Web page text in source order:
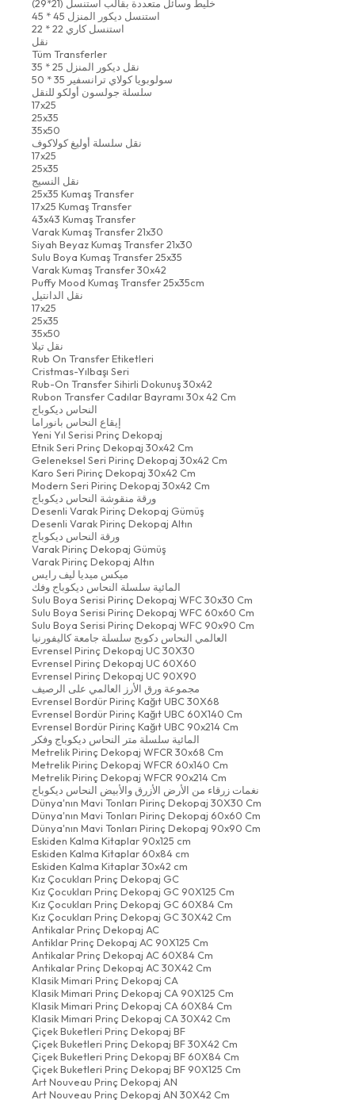
خليط وسائل متعددة بقالب استنسل (21*29)
استنسل ديكور المنزل 45 * 45
استنسل كاري 22 * 22
نقل
Tüm Transferler
نقل ديكور المنزل 25 * 35
سولوبويا كولاي ترانسفير 35 * 50
سلسلة جولسون أولكو للنقل
17x25
25x35
35x50
نقل سلسلة أوليغ كولاكوف
17x25
25x35
نقل النسيج
25x35 Kumaş Transfer
17x25 Kumaş Transfer
43x43 Kumaş Transfer
Varak Kumaş Transfer 21x30
Siyah Beyaz Kumaş Transfer 21x30
Sulu Boya Kumaş Transfer 25x35
Varak Kumaş Transfer 30x42
Puffy Mood Kumaş Transfer 25x35cm
نقل الدانتيل
17x25
25x35
35x50
نقل تيلا
Rub On Transfer Etiketleri
Cristmas-Yılbaşı Seri
Rub-On Transfer Sihirli Dokunuş 30x42
Rubon Transfer Cadılar Bayramı 30x 42 Cm
النحاس ديكوباج
إيقاع النحاس بانوراما
Yeni Yıl Serisi Prinç Dekopaj
Etnik Seri Prinç Dekopaj 30x42 Cm
Geleneksel Seri Pirinç Dekopaj 30x42 Cm
Karo Seri Pirinç Dekopaj 30x42 Cm
Modern Seri Pirinç Dekopaj 30x42 Cm
ورقة منقوشة النحاس ديكوباج
Desenli Varak Pirinç Dekopaj Gümüş
Desenli Varak Pirinç Dekopaj Altın
ورقة النحاس ديكوباج
Varak Pirinç Dekopaj Gümüş
Varak Pirinç Dekopaj Altın
ميكس ميديا ليف رايس
المائية سلسلة النحاس ديكوباج وفك
Sulu Boya Serisi Pirinç Dekopaj WFC 30x30 Cm
Sulu Boya Serisi Pirinç Dekopaj WFC 60x60 Cm
Sulu Boya Serisi Pirinç Dekopaj WFC 90x90 Cm
العالمي النحاس دكوبج سلسلة جامعة كاليفورنيا
Evrensel Pirinç Dekopaj UC 30X30
Evrensel Pirinç Dekopaj UC 60X60
Evrensel Pirinç Dekopaj UC 90X90
مجموعة ورق الأرز العالمي على الرصيف
Evrensel Bordür Pirinç Kağıt UBC 30X68
Evrensel Bordür Pirinç Kağıt UBC 60X140 Cm
Evrensel Bordür Pirinç Kağıt UBC 90x214 Cm
المائية سلسلة متر النحاس ديكوباج وفكر
Metrelik Pirinç Dekopaj WFCR 30x68 Cm
Metrelik Pirinç Dekopaj WFCR 60x140 Cm
Metrelik Pirinç Dekopaj WFCR 90x214 Cm
نغمات زرقاء من الأرض الأزرق والأبيض النحاس ديكوباج
Dünya'nın Mavi Tonları Pirinç Dekopaj 30X30 Cm
Dünya'nın Mavi Tonları Pirinç Dekopaj 60x60 Cm
Dünya'nın Mavi Tonları Pirinç Dekopaj 90x90 Cm
Eskiden Kalma Kitaplar 90x125 cm
Eskiden Kalma Kitaplar 60x84 cm
Eskiden Kalma Kitaplar 30x42 cm
Kız Çocukları Prinç Dekopaj GC
Kız Çocukları Prinç Dekopaj GC 90X125 Cm
Kız Çocukları Prinç Dekopaj GC 60X84 Cm
Kız Çocukları Prinç Dekopaj GC 30X42 Cm
Antikalar Prinç Dekopaj AC
Antiklar Prinç Dekopaj AC 90X125 Cm
Antikalar Prinç Dekopaj AC 60X84 Cm
Antikalar Prinç Dekopaj AC 30X42 Cm
Klasik Mimari Prinç Dekopaj CA
Klasik Mimari Prinç Dekopaj CA 90X125 Cm
Klasik Mimari Prinç Dekopaj CA 60X84 Cm
Klasik Mimari Prinç Dekopaj CA 30X42 Cm
Çiçek Buketleri Prinç Dekopaj BF
Çiçek Buketleri Prinç Dekopaj BF 30X42 Cm
Çiçek Buketleri Prinç Dekopaj BF 60X84 Cm
Çiçek Buketleri Prinç Dekopaj BF 90X125 Cm
Art Nouveau Prinç Dekopaj AN
Art Nouveau Prinç Dekopaj AN 30X42 Cm